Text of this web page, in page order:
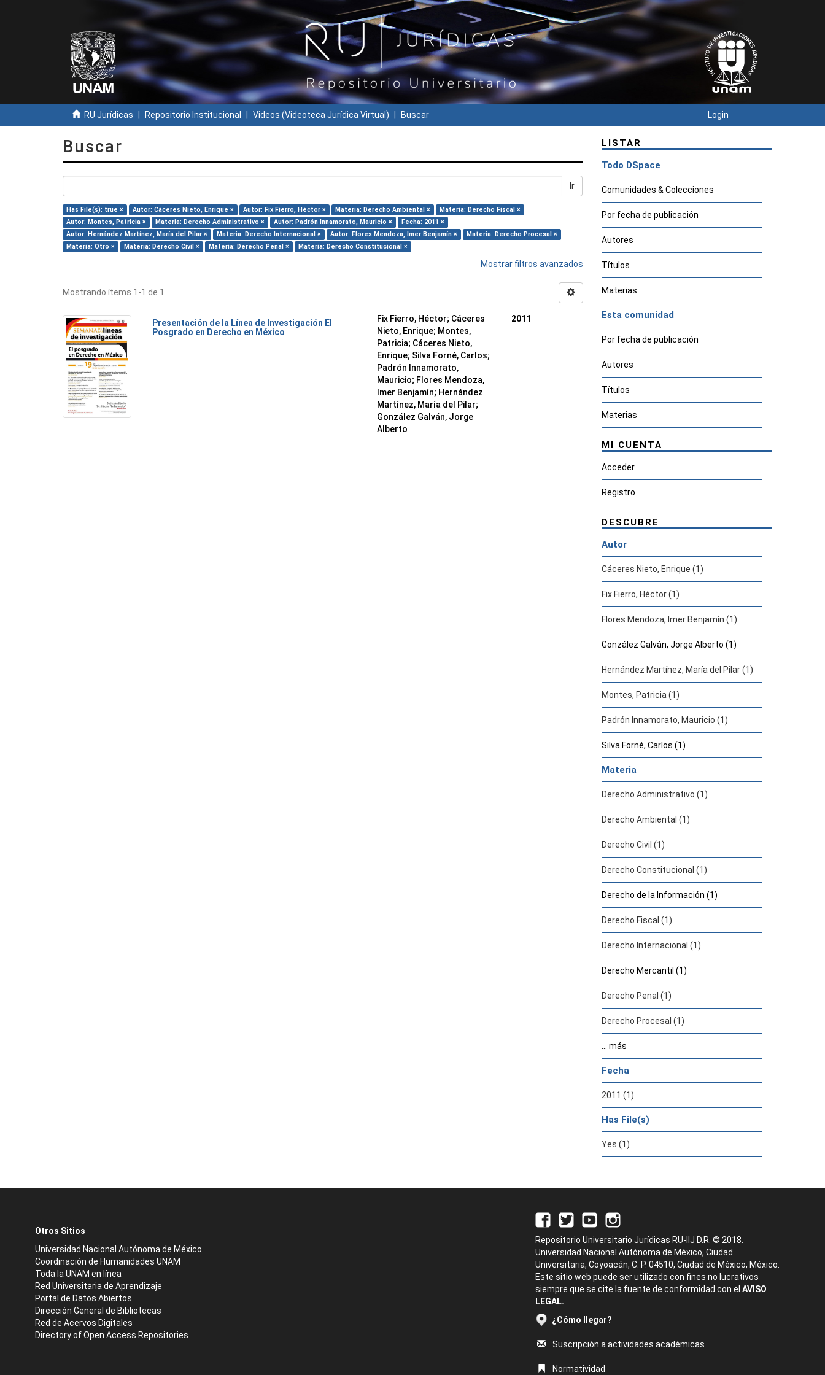
RU Jurídicas Repositorio Institucional Videos (Videoteca Jurídica Virtual) Buscar Login
Buscar
Ir
Has File(s): true × Autor: Cáceres Nieto, Enrique × Autor: Fix Fierro, Héctor × Materia: Derecho Ambiental ×
Materia: Derecho Fiscal ×
Autor: Montes, Patricia ×
Materia: Derecho Administrativo × Autor: Padrón Innamorato, Mauricio ×
Fecha: 2011 ×
Autor: Hernández Martínez, María del Pilar ×
Materia: Derecho Internacional × Autor: Flores Mendoza, Imer Benjamín ×
Materia: Derecho Procesal ×
Materia: Otro ×
Materia: Derecho Civil × Materia: Derecho Penal × Materia: Derecho Constitucional ×
Mostrar filtros avanzados
Mostrando ítems 1-1 de 1
Presentación de la Línea de Investigación El
Posgrado en Derecho en México
Fix Fierro, Héctor; Cáceres
Nieto, Enrique; Montes,
Patricia; Cáceres Nieto,
Enrique; Silva Forné, Carlos;
Padrón Innamorato,
Mauricio; Flores Mendoza,
Imer Benjamín; Hernández
Martínez, María del Pilar;
González Galván, Jorge
Alberto
2011
LISTAR
Todo DSpace
Comunidades & Colecciones
Por fecha de publicación
Autores
Títulos
Materias
Esta comunidad
Por fecha de publicación
Autores
Títulos
Materias
MI CUENTA
Acceder
Registro
DESCUBRE
Autor
Cáceres Nieto, Enrique (1)
Fix Fierro, Héctor (1)
Flores Mendoza, Imer Benjamín (1)
González Galván, Jorge Alberto (1)
Hernández Martínez, María del Pilar (1)
Montes, Patricia (1)
Padrón Innamorato, Mauricio (1)
Silva Forné, Carlos (1)
Materia
Derecho Administrativo (1)
Derecho Ambiental (1)
Derecho Civil (1)
Derecho Constitucional (1)
Derecho de la Información (1)
Derecho Fiscal (1)
Derecho Internacional (1)
Derecho Mercantil (1)
Derecho Penal (1)
Derecho Procesal (1)
... más
Fecha
2011 (1)
Has File(s)
Yes (1)
Otros Sitios
Universidad Nacional Autónoma de México
Coordinación de Humanidades UNAM
Toda la UNAM en línea
Red Universitaria de Aprendizaje
Portal de Datos Abiertos
Dirección General de Bibliotecas
Red de Acervos Digitales
Directory of Open Access Repositories
Repositorio Universitario Jurídicas RU-IIJ D.R. © 2018.
Universidad Nacional Autónoma de México, Ciudad
Universitaria, Coyoacán, C. P. 04510, Ciudad de México, México.
Este sitio web puede ser utilizado con fines no lucrativos
siempre que se cite la fuente de conformidad con el AVISO
LEGAL.
¿Cómo llegar?
Suscripción a actividades académicas
Normatividad